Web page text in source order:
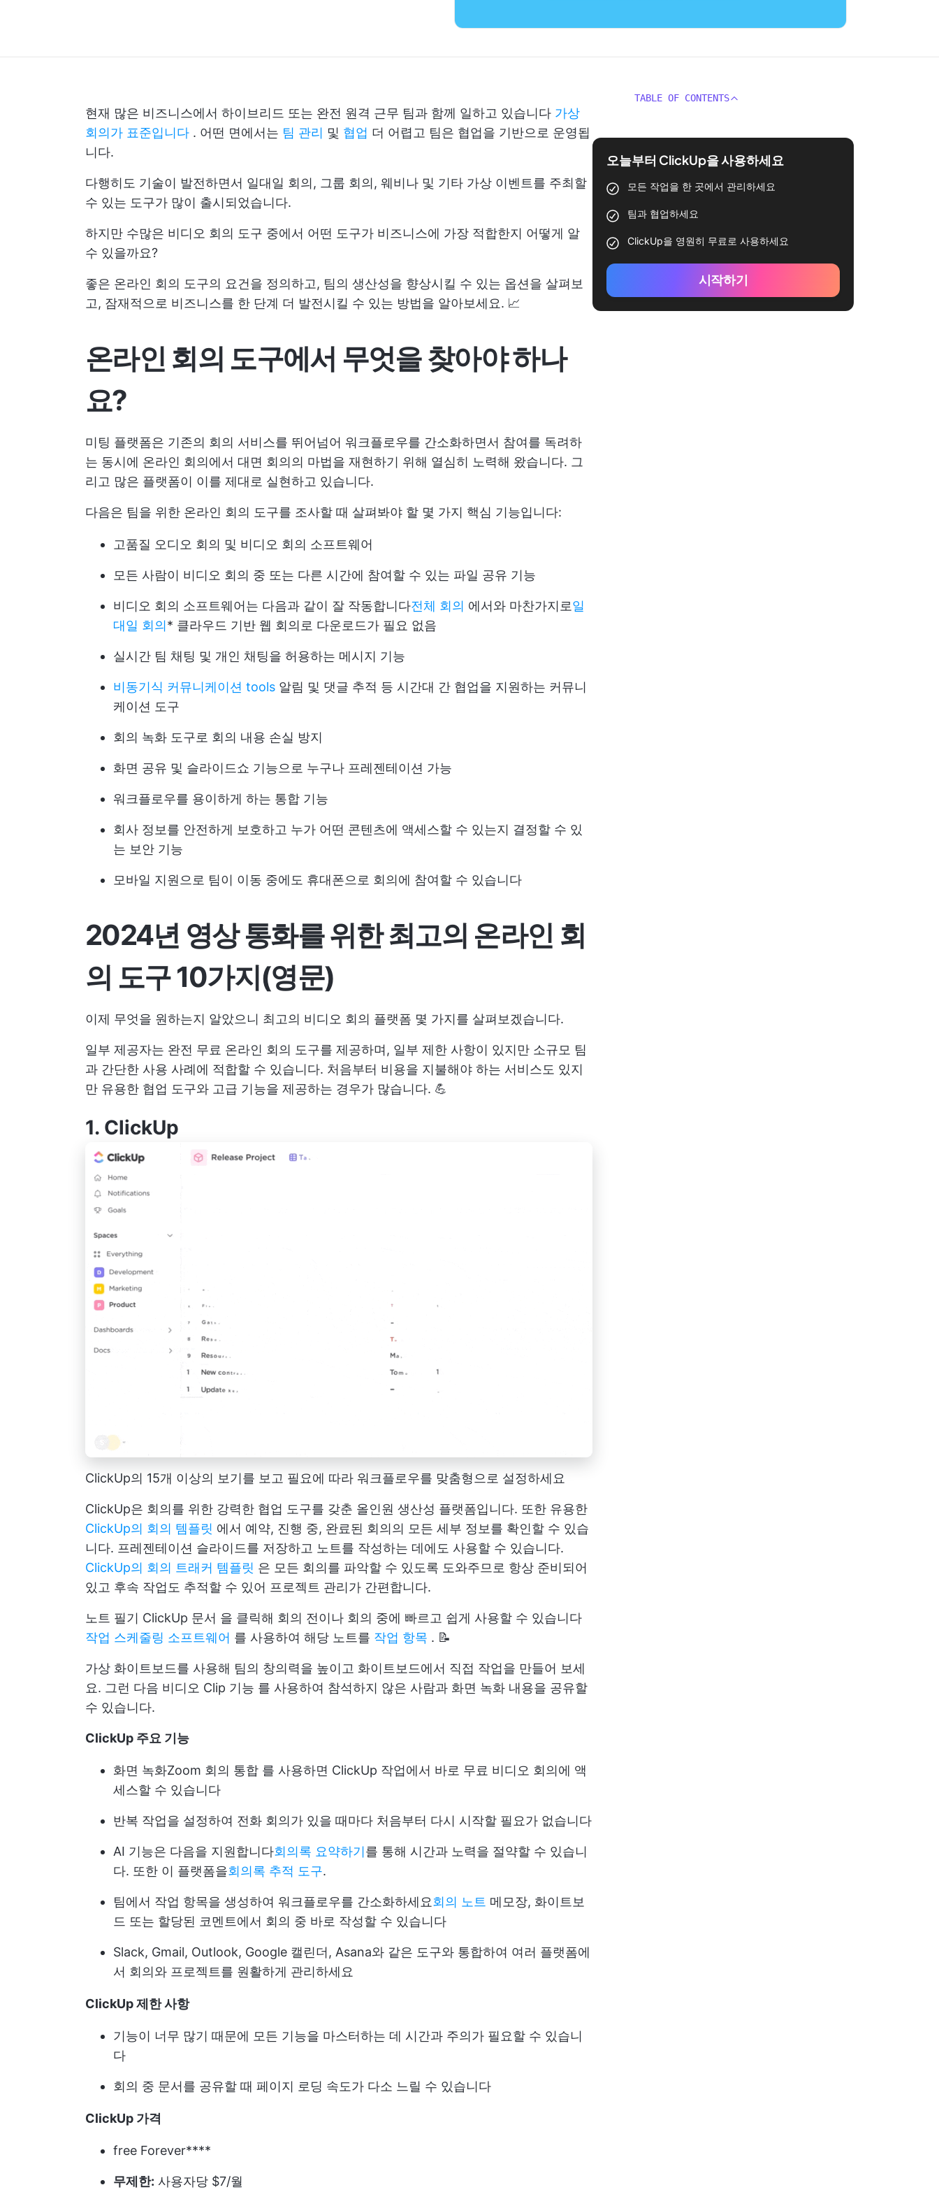
현재 많은 비즈니스에서 하이브리드 또는 완전 원격 근무 팀과 함께 일하고 있습니다 가상
회의가 표준입니다 . 어떤 면에서는 팀 관리 및 협업 더 어렵고 팀은 협업을 기반으로 운영됩
니다.
다행히도 기술이 발전하면서 일대일 회의, 그룹 회의, 웨비나 및 기타 가상 이벤트를 주최할
수 있는 도구가 많이 출시되었습니다.
하지만 수많은 비디오 회의 도구 중에서 어떤 도구가 비즈니스에 가장 적합한지 어떻게 알
수 있을까요?
좋은 온라인 회의 도구의 요건을 정의하고, 팀의 생산성을 향상시킬 수 있는 옵션을 살펴보
고, 잠재적으로 비즈니스를 한 단계 더 발전시킬 수 있는 방법을 알아보세요. 📈
온라인 회의 도구에서 무엇을 찾아야 하나
요?
미팅 플랫폼은 기존의 회의 서비스를 뛰어넘어 워크플로우를 간소화하면서 참여를 독려하
는 동시에 온라인 회의에서 대면 회의의 마법을 재현하기 위해 열심히 노력해 왔습니다. 그
리고 많은 플랫폼이 이를 제대로 실현하고 있습니다.
다음은 팀을 위한 온라인 회의 도구를 조사할 때 살펴봐야 할 몇 가지 핵심 기능입니다:
고품질 오디오 회의 및 비디오 회의 소프트웨어
모든 사람이 비디오 회의 중 또는 다른 시간에 참여할 수 있는 파일 공유 기능
비디오 회의 소프트웨어는 다음과 같이 잘 작동합니다전체 회의 에서와 마찬가지로일
대일 회의* 클라우드 기반 웹 회의로 다운로드가 필요 없음
실시간 팀 채팅 및 개인 채팅을 허용하는 메시지 기능
비동기식 커뮤니케이션 tools 알림 및 댓글 추적 등 시간대 간 협업을 지원하는 커뮤니
케이션 도구
회의 녹화 도구로 회의 내용 손실 방지
화면 공유 및 슬라이드쇼 기능으로 누구나 프레젠테이션 가능
워크플로우를 용이하게 하는 통합 기능
회사 정보를 안전하게 보호하고 누가 어떤 콘텐츠에 액세스할 수 있는지 결정할 수 있
는 보안 기능
모바일 지원으로 팀이 이동 중에도 휴대폰으로 회의에 참여할 수 있습니다
2024년 영상 통화를 위한 최고의 온라인 회
의 도구 10가지(영문)
이제 무엇을 원하는지 알았으니 최고의 비디오 회의 플랫폼 몇 가지를 살펴보겠습니다.
일부 제공자는 완전 무료 온라인 회의 도구를 제공하며, 일부 제한 사항이 있지만 소규모 팀
과 간단한 사용 사례에 적합할 수 있습니다. 처음부터 비용을 지불해야 하는 서비스도 있지
만 유용한 협업 도구와 고급 기능을 제공하는 경우가 많습니다. 💪
1. ClickUp
ClickUp의 15개 이상의 보기를 보고 필요에 따라 워크플로우를 맞춤형으로 설정하세요
ClickUp은 회의를 위한 강력한 협업 도구를 갖춘 올인원 생산성 플랫폼입니다. 또한 유용한
ClickUp의 회의 템플릿 에서 예약, 진행 중, 완료된 회의의 모든 세부 정보를 확인할 수 있습
니다. 프레젠테이션 슬라이드를 저장하고 노트를 작성하는 데에도 사용할 수 있습니다.
ClickUp의 회의 트래커 템플릿 은 모든 회의를 파악할 수 있도록 도와주므로 항상 준비되어
있고 후속 작업도 추적할 수 있어 프로젝트 관리가 간편합니다.
노트 필기 ClickUp 문서 을 클릭해 회의 전이나 회의 중에 빠르고 쉽게 사용할 수 있습니다
작업 스케줄링 소프트웨어 를 사용하여 해당 노트를 작업 항목 . 📝
가상 화이트보드를 사용해 팀의 창의력을 높이고 화이트보드에서 직접 작업을 만들어 보세
요. 그런 다음 비디오 Clip 기능 를 사용하여 참석하지 않은 사람과 화면 녹화 내용을 공유할
수 있습니다.
ClickUp 주요 기능
화면 녹화Zoom 회의 통합 를 사용하면 ClickUp 작업에서 바로 무료 비디오 회의에 액
세스할 수 있습니다
반복 작업을 설정하여 전화 회의가 있을 때마다 처음부터 다시 시작할 필요가 없습니다
AI 기능은 다음을 지원합니다회의록 요약하기를 통해 시간과 노력을 절약할 수 있습니
다. 또한 이 플랫폼을회의록 추적 도구.
팀에서 작업 항목을 생성하여 워크플로우를 간소화하세요회의 노트 메모장, 화이트보
드 또는 할당된 코멘트에서 회의 중 바로 작성할 수 있습니다
Slack, Gmail, Outlook, Google 캘린더, Asana와 같은 도구와 통합하여 여러 플랫폼에
서 회의와 프로젝트를 원활하게 관리하세요
ClickUp 제한 사항
기능이 너무 많기 때문에 모든 기능을 마스터하는 데 시간과 주의가 필요할 수 있습니
다
회의 중 문서를 공유할 때 페이지 로딩 속도가 다소 느릴 수 있습니다
ClickUp 가격
free Forever****
무제한: 사용자당 $7/월
TABLE OF CONTENTS
오늘부터 ClickUp을 사용하세요
모든 작업을 한 곳에서 관리하세요
팀과 협업하세요
ClickUp을 영원히 무료로 사용하세요
시작하기